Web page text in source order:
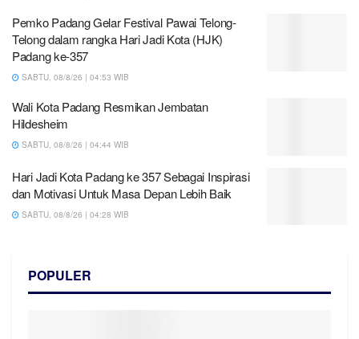
Pemko Padang Gelar Festival Pawai Telong-
Telong dalam rangka Hari Jadi Kota (HJK)
Padang ke-357
SABTU, 08/8/26 | 04:53 WIB
Wali Kota Padang Resmikan Jembatan
Hildesheim
SABTU, 08/8/26 | 04:44 WIB
Hari Jadi Kota Padang ke 357 Sebagai Inspirasi
dan Motivasi Untuk Masa Depan Lebih Baik
SABTU, 08/8/26 | 04:28 WIB
POPULER